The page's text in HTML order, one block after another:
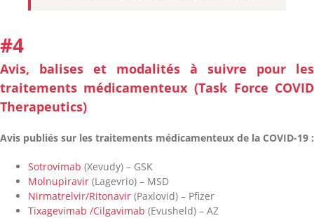
#4
Avis, balises et modalités à suivre pour les
traitements médicamenteux (Task Force COVID
Therapeutics)
Avis publiés sur les traitements médicamenteux de la COVID-19 :
Sotrovimab (Xevudy) – GSK
Molnupiravir(Lagevrio) – MSD
Nirmatrelvir/Ritonavir(Paxlovid) – Pfizer
Tixagevimab /Cilgavimab (Evusheld) – AZ